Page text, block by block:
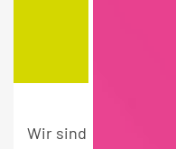
Wir sind einer der